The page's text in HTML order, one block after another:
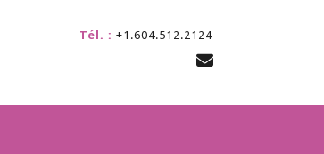
Tél. : +1.604.512.2124